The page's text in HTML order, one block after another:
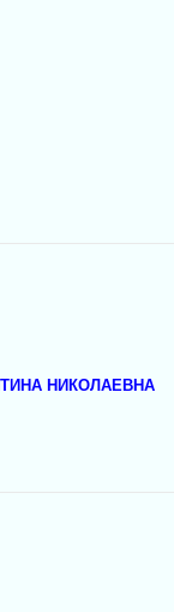
НИКОЛАЕВНА